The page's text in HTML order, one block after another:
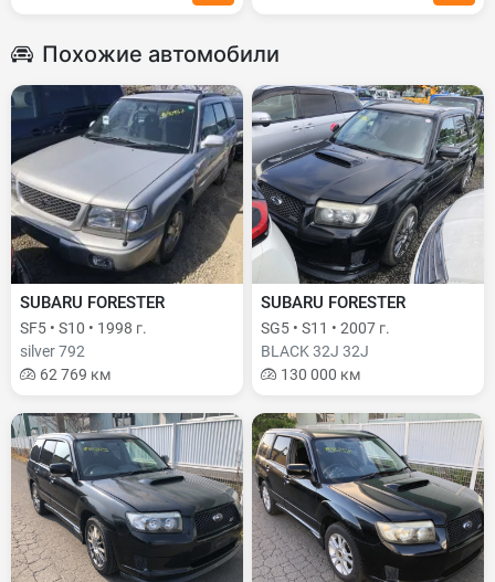
Похожие автомобили
SUBARU FORESTER
SF5 • S10 • 1998 г.
silver 792
62 769 км
SUBARU FORESTER
SG5 • S11 • 2007 г.
BLACK 32J 32J
130 000 км